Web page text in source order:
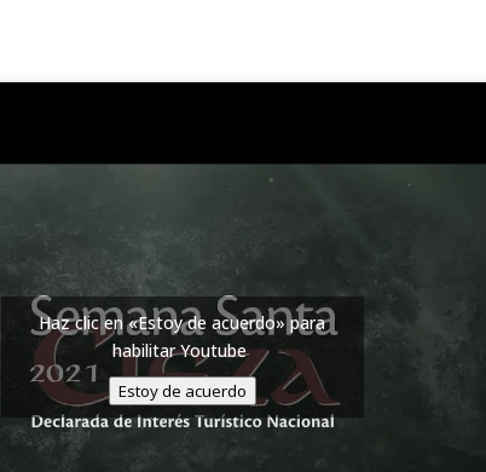
Haz clic en «Estoy de acuerdo» para
habilitar Youtube
Estoy de acuerdo